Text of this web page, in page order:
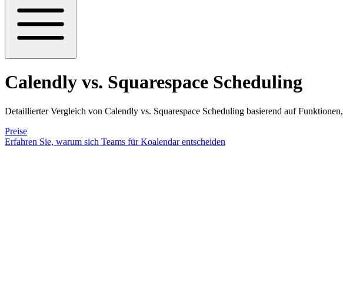
Calendly vs. Squarespace Scheduling
Detaillierter Vergleich von Calendly vs. Squarespace Scheduling basierend auf
Preise
Erfahren Sie, warum sich Teams für Koalendar entscheiden